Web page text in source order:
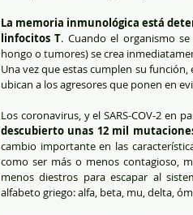
La memoria inmunológica está
linfocitos T. Cuando el organismo
hongo o tumores) se crea
Una vez que estas cumplen su
ubican a los agresores que ponen en
Los coronavirus, y el SARS-COV-2 en
descubierto unas 12 mil
cambio importante en las
como ser más o menos contagioso,
menos diestros para escapar al
alfabeto griego: alfa, beta, mu, delta,